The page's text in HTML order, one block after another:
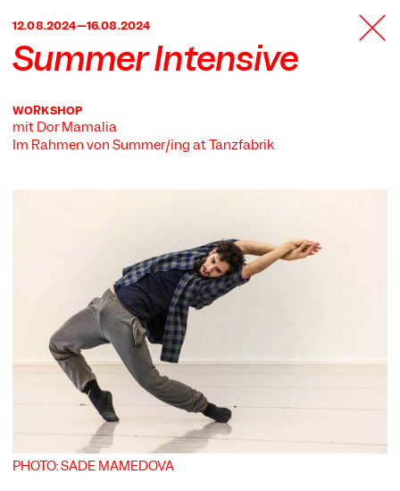
BERLIN
12.08.2024—16.08.2024
Summer Intensive
WORKSHOP
mit Dor Mamalia
Im Rahmen von Summer/ing at Tanzfabrik
PHOTO: SADE MAMEDOVA